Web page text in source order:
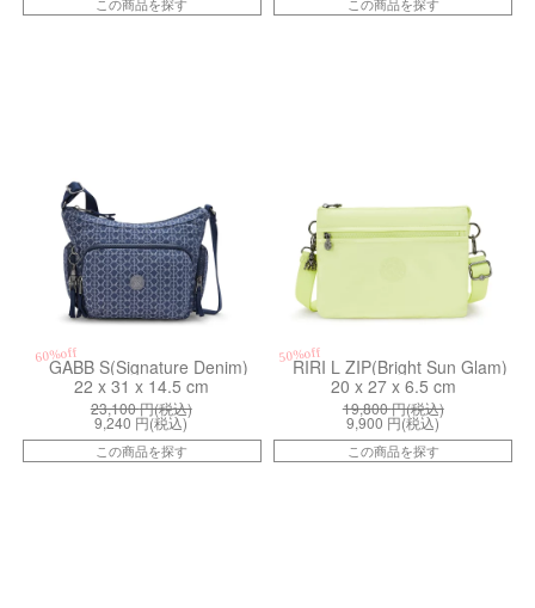
60%off
GABB S(Signature Denim)
22 x 31 x 14.5 cm
23,100円(税込)
9,240 円(税込)
この商品を探す
50%off
RIRI L ZIP(Bright Sun Glam)
20 x 27 x 6.5 cm
19,800円(税込)
9,900 円(税込)
この商品を探す